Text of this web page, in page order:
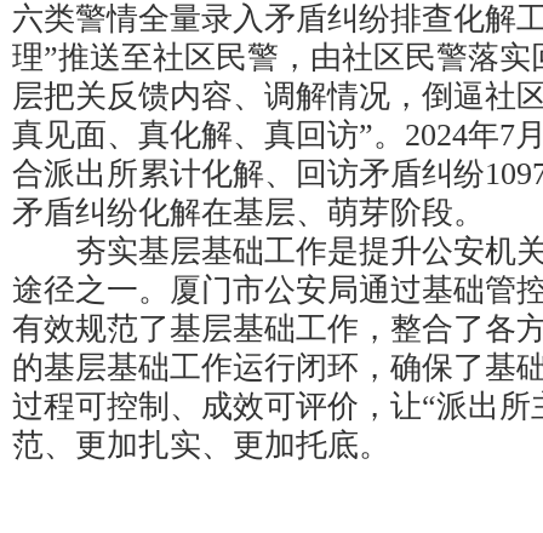
六类警情全量录入矛盾纠纷排查化解
理”推送至社区民警，由社区民警落
层把关反馈内容、调解情况，倒逼社
真见面、真化解、真回访”。2024年7
合派出所累计化解、回访矛盾纠纷
矛盾纠纷化解在基层、萌芽阶段。
夯实基层基础工作是提升公安机
途径之一。厦门市公安局通过基础管
有效规范了基层基础工作，整合了各
的基层基础工作运行闭环，确保了基
过程可控制、成效可评价，让“派出所
范、更加扎实、更加托底。